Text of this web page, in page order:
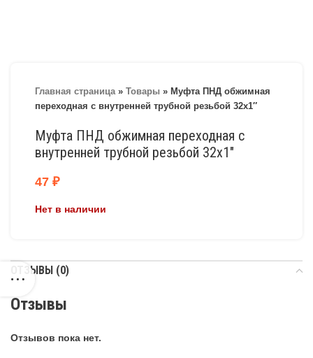
Главная страница» Товары » Муфта ПНД обжимная
переходная с внутренней трубной резьбой 32х1″
Муфта ПНД обжимная переходная с
внутренней трубной резьбой 32х1″
47 ₽
Нет в наличии
ОТЗЫВЫ (0)
Отзывы
Отзывов пока нет.